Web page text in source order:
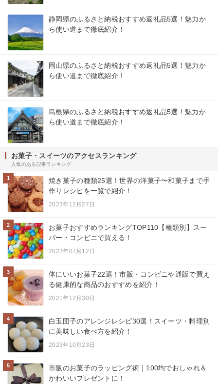
静岡県のふるさと納税おすすめ返礼品5選！魅力か
ら使い道まで徹底紹介！
岡山県のふるさと納税おすすめ返礼品5選！魅力か
ら使い道まで徹底紹介！
島根県のふるさと納税おすすめ返礼品5選！魅力か
ら使い道まで徹底紹介！
お菓子・スイーツのアクセスランキング
人気のある記事ランキング
1
焼き菓子の種類25選！世界の洋菓子〜和菓子まで手
作りレシピを一覧で紹介！
2023年12月27日
2
お菓子おすすめランキングTOP110【種類別】スー
パー・コンビニで買える！
2023年07月12日
3
体にいいお菓子22選！市販・コンビニや通販で買え
る健康的な商品のおすすめを紹介！
2021年12月30日
4
白玉団子のアレンジレシピ30選！スイーツ・料理別
に美味しい食べ方を紹介！
2023年10月23日
5
市販のお菓子のラッピング術｜100均でおしゃれ＆
かわいいプレゼントに！